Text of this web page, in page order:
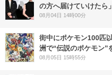
の方へ届けていけたら」
08月04日 14時00分
街中にポケモン100匹
洲で“伝説のポケモン”
08月05日 15時55分